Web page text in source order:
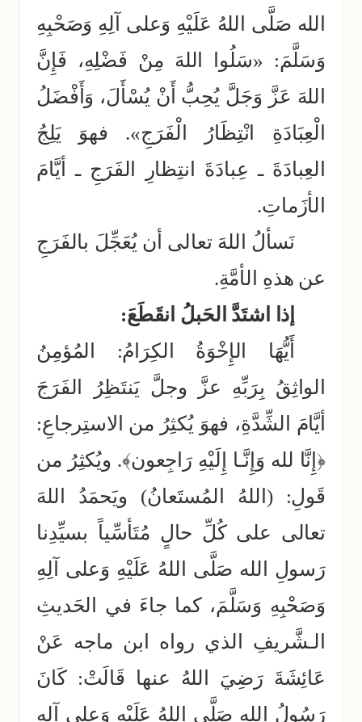
الله صَلَّى اللهُ عَلَيْهِ وَعلى آلِهِ وَصَحْبِهِ
وَسَلَّمَ: «سَلُوا اللهَ مِنْ فَضْلِهِ، فَإِنَّ
اللهَ عَزَّ وَجَلَّ يُحِبُّ أَنْ يُسْأَلَ، وَأَفْضَلُ
الْعِبَادَةِ انْتِظَارُ الْفَرَجِ». فهوَ يَلِجُ
العِبادَةَ ـ عِبادَةَ انتِظارِ الفَرَجِ ـ أيَّامَ
الأزَماتِ.
نَسألُ اللهَ تعالى أن يُعَجِّلَ بالفَرَجِ
عن هذهِ الأمَّةِ.
إذا اشتَدَّ الحَبلُ انقَطَعَ:
أَيُّهَا الإِخْوَةُ الكِرَامُ: المُؤمِنُ
الواثِقُ بِرَبِّهِ عزَّ وجلَّ يَنتَظِرُ الفَرَجَ
أيَّامَ الشِّدَّةِ، فهوَ يُكثِرُ من الاستِرجاعِ:
﴿إِنَّا لله وَإِنَّـا إِلَيْهِ رَاجِعون﴾. ويُكثِرُ من
قَولِ: (اللهُ المُستَعانُ) ويَحمَدُ اللهَ
تعالى على كُلِّ حالٍ مُتَأسِّياً بسيِّدِنا
رَسولِ الله صَلَّى اللهُ عَلَيْهِ وَعلى آلِهِ
وَصَحْبِهِ وَسَلَّمَ، كما جاءَ في الحَديثِ
الـشَّريفِ الذي رواه ابن ماجه عَنْ
عَائِشَةَ رَضِيَ اللهُ عنها قَالَتْ: كَانَ
رَسُولُ الله صَلَّى اللهُ عَلَيْهِ وَعلى آلِهِ